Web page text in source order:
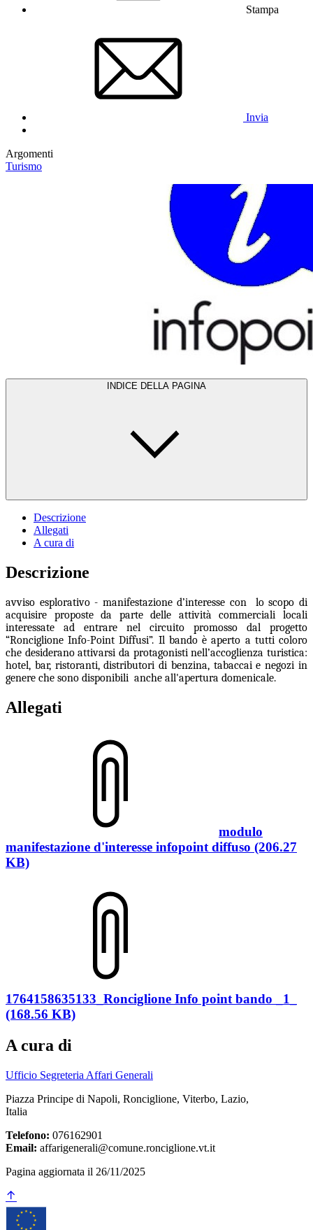
Stampa
Invia
Argomenti
Turismo
INDICE DELLA PAGINA
Descrizione
Allegati
A cura di
Descrizione
avviso esplorativo - manifestazione d’interesse con lo scopo di
acquisire proposte da parte delle attività commerciali locali
interessate ad entrare nel circuito promosso dal progetto
“Ronciglione Info-Point Diffusi”. Il bando è aperto a tutti coloro
che desiderano attivarsi da protagonisti nell’accoglienza turistica:
hotel, bar, ristoranti, distributori di benzina, tabaccai e negozi in
genere che sono disponibili anche all'apertura domenicale.
Allegati
modulo
manifestazione d'interesse infopoint diffuso (206.27
KB)
1764158635133_Ronciglione Info point bando _1_
(168.56 KB)
A cura di
Ufficio Segreteria Affari Generali
Piazza Principe di Napoli, Ronciglione, Viterbo, Lazio,
Italia
Telefono: 076162901
Email: affarigenerali@comune.ronciglione.vt.it
Pagina aggiornata il 26/11/2025